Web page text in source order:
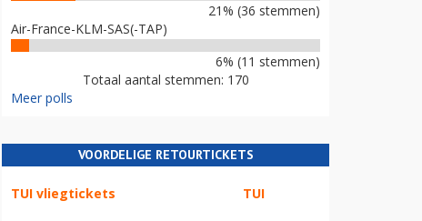
21% (36 stemmen)
Air-France-KLM-SAS(-TAP)
6% (11 stemmen)
Totaal aantal stemmen: 170
Meer polls
VOORDELIGE RETOURTICKETS
TUI vliegtickets TUI